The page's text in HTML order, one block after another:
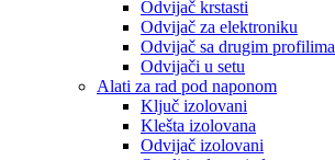
Odvijač krstasti
Odvijač za elektroniku
Odvijač sa drugim profilima
Odvijači u setu
Alati za rad pod naponom
Ključ izolovani
Klešta izolovana
Odvijač izolovani